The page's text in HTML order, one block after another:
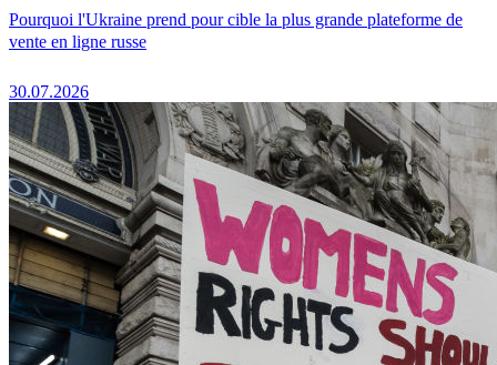
Pourquoi l'Ukraine prend pour cible la plus grande plateforme de
vente en ligne russe
30.07.2026